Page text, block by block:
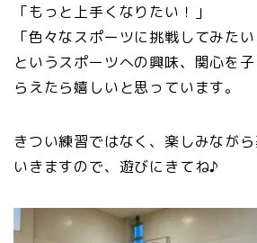
「もっと上手くなりたい！」
「色々なスポーツに挑戦してみたい
というスポーツへの興味、関心を
らえたら嬉しいと思っています。
きつい練習ではなく、楽しみなが
いきますので、遊びにきてね♪